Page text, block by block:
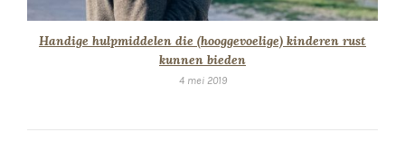
Handige hulpmiddelen die (hooggevoelige) kinderen rust
kunnen bieden
4 mei 2019